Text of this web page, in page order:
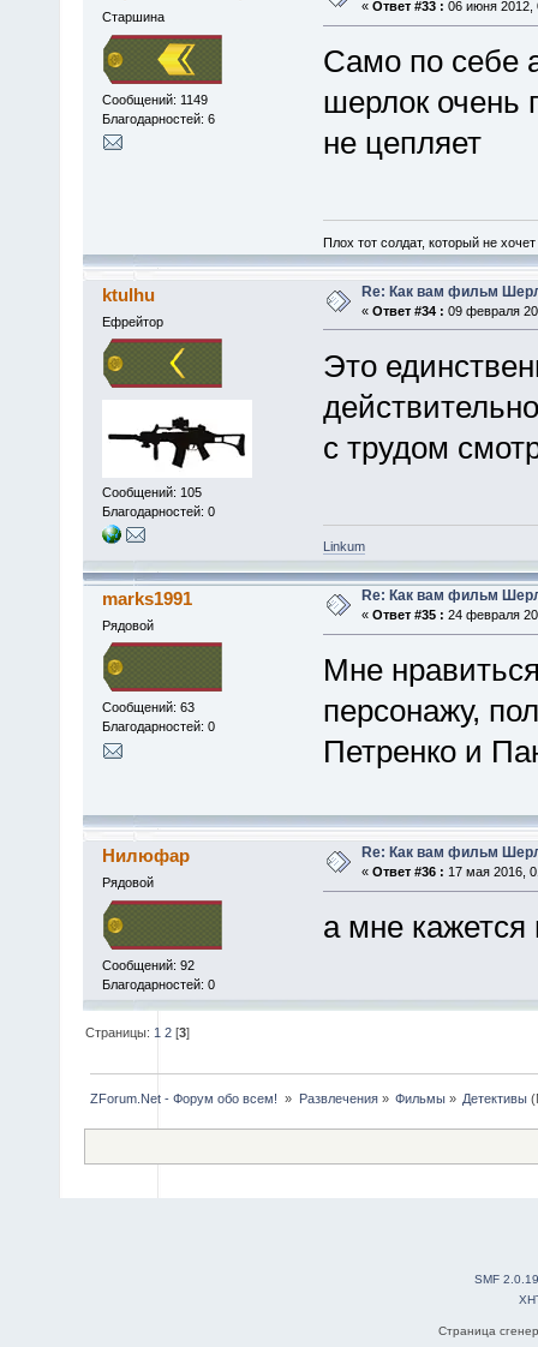
Старшина
Сообщений: 1149
Благодарностей: 6
« Ответ #33 : 06 июня 2012,
Само по себе
шерлок очень
не цепляет
Плох тот солдат, который не
ktulhu
Ефрейтор
Сообщений: 105
Благодарностей: 0
Re: Как вам фильм
« Ответ #34 : 09 февраля
Это
с трудом
Linkum
marks1991
Рядовой
Сообщений: 63
Благодарностей: 0
Re: Как вам фильм
« Ответ #35 : 24 февраля
Мне
персонажу,
Петренко и
Нилюфар
Рядовой
Сообщений: 92
Благодарностей: 0
Re: Как вам фильм
« Ответ #36 : 17 мая 2016,
а мне кажется
Страницы: 1 2 [3]
ZForum.Net - Форум обо всем! » Развлечения» Фильмы» Детективы
SMF 2.0.19
Страница